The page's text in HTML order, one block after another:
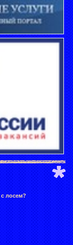
с лосем?